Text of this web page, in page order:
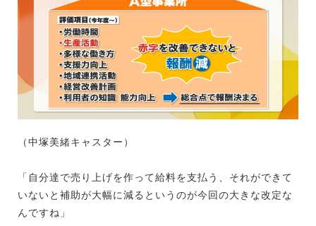
（中塚美緒キャスター）
「自分達で売り上げを作って給料を支払う、それができて
いないと補助が大幅に減るというのが今回の大きな改定な
んですね」